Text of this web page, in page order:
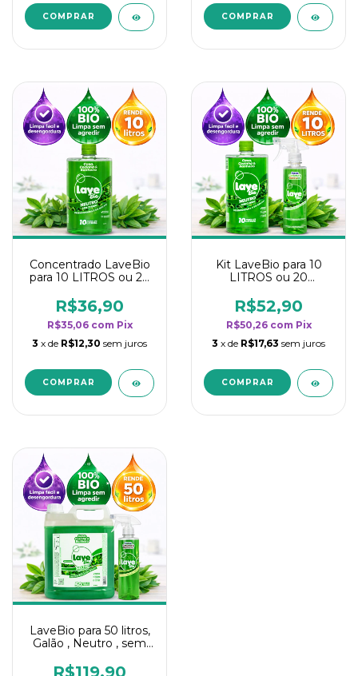
Concentrado LaveBio
para 10 LITROS ou 20
rendimento da
categoria - Neutro
R$36,90
R$35,06 com Pix
3 x de R$12,30 sem juros
Kit LaveBio para 10
LITROS ou 20
rendimento da
categoria - Neutro
R$52,90
R$50,26 com Pix
3 x de R$17,63 sem juros
LaveBio para 50 litros,
Galão , Neutro , sem